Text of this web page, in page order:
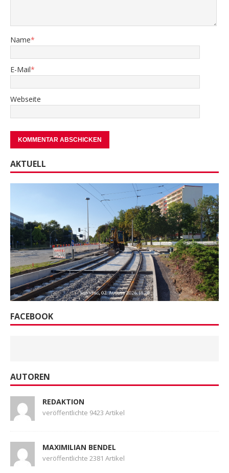
Name*
E-Mail*
Webseite
AKTUELL
FACEBOOK
AUTOREN
REDAKTION
veröffentlichte 9423 Artikel
MAXIMILIAN BENDEL
veröffentlichte 2381 Artikel